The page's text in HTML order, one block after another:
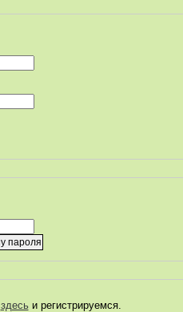
здесьи регистрируемся.